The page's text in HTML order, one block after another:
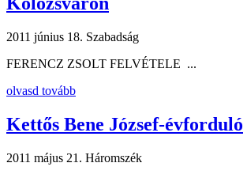
2011 június 18. Szabadság
FERENCZ ZSOLT FELVÉTELE ...
olvasd tovább
Kettős Bene József-évforduló
2011 május 21. Háromszék